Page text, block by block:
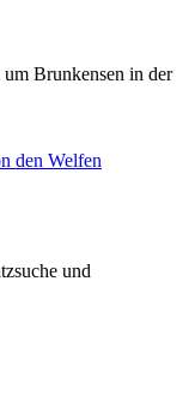
Brunkensen in der
den Welfen
und